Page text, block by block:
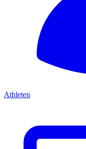
Athleten